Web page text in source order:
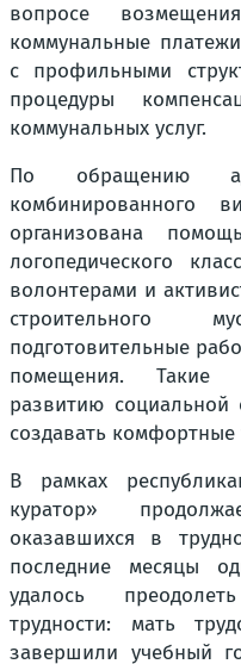
вопросе
коммунальные
с профильными
процедуры
коммунальных услуг.
По обращению
организована
логопедического
волонтерами и
строительного
подготовительные
помещения. Такие
развитию социальной
создавать комфортные
В рамках
куратор»
оказавшихся в
последние месяцы
удалось
трудности: мать
завершили учебный